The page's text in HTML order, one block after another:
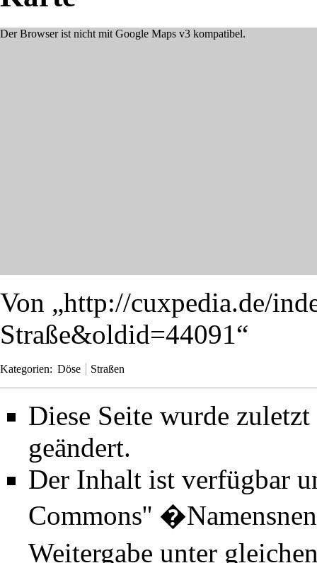
Der Browser ist nicht mit Google Maps v3 kompatibel.
Von „http://cuxpedia.de/
Straße&oldid=44091“
Kategorien: Döse Straßen
Diese Seite wurde
geändert.
Der Inhalt ist verfügbar
Commons''
Weitergabe unter